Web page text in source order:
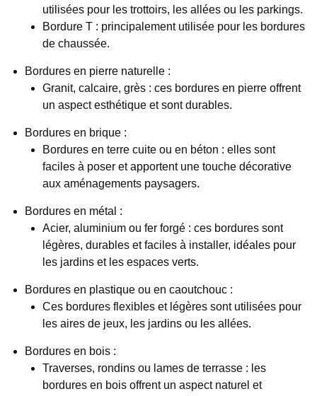
utilisées pour les trottoirs, les allées ou les parkings.
Bordure T : principalement utilisée pour les bordures
de chaussée.
Bordures en pierre naturelle :
Granit, calcaire, grès : ces bordures en pierre offrent
un aspect esthétique et sont durables.
Bordures en brique :
Bordures en terre cuite ou en béton : elles sont
faciles à poser et apportent une touche décorative
aux aménagements paysagers.
Bordures en métal :
Acier, aluminium ou fer forgé : ces bordures sont
légères, durables et faciles à installer, idéales pour
les jardins et les espaces verts.
Bordures en plastique ou en caoutchouc :
Ces bordures flexibles et légères sont utilisées pour
les aires de jeux, les jardins ou les allées.
Bordures en bois :
Traverses, rondins ou lames de terrasse : les
bordures en bois offrent un aspect naturel et